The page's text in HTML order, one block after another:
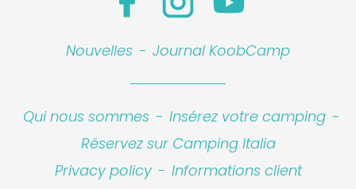
Nouvelles - Journal KoobCamp
Qui nous sommes - Insérez votre camping -
Réservez sur Camping Italia
Privacy policy - Informations client